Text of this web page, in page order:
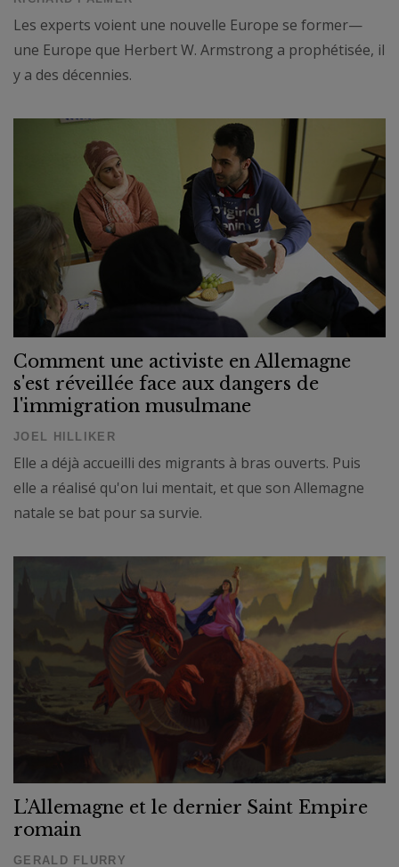
Les experts voient une nouvelle Europe se former—
une Europe que Herbert W. Armstrong a prophétisée, il
y a des décennies.
Comment une activiste en Allemagne
s'est réveillée face aux dangers de
l'immigration musulmane
JOEL HILLIKER
Elle a déjà accueilli des migrants à bras ouverts. Puis
elle a réalisé qu'on lui mentait, et que son Allemagne
natale se bat pour sa survie.
L’Allemagne et le dernier Saint Empire
romain
GERALD FLURRY